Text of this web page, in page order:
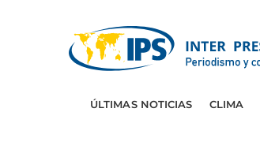
ÚLTIMAS NOTICIAS CLIMA